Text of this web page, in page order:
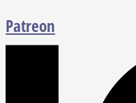
Patreon